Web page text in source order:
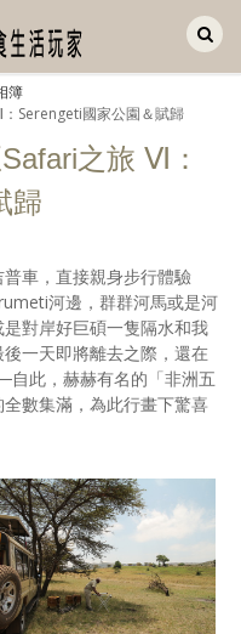
簿
Serengeti國家公園＆賦歸
之旅 Ⅵ：
歸
車，直接親身步行體驗
河邊，群群河馬或是河
對岸好巨碩一隻隔水和我
一天即將離去之際，還在
自此，赫赫有名的「非洲五
數集滿，為此行畫下驚喜